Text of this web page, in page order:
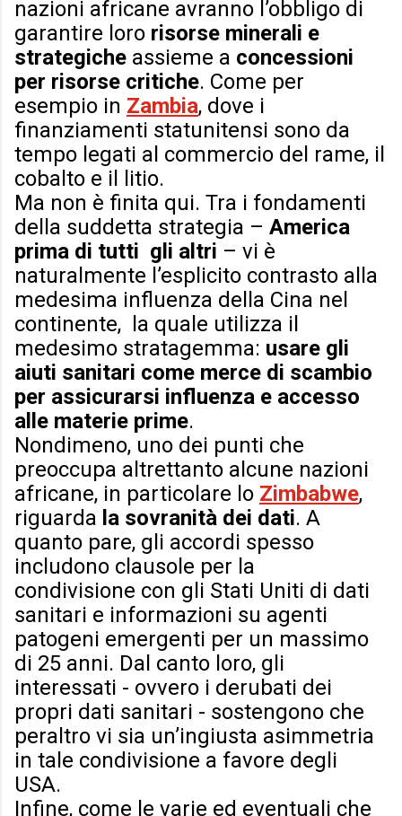
nazioni africane avranno l’obbligo di
garantire loro risorse minerali e
strategiche assieme a concessioni
per risorse critiche. Come per
esempio in Zambia, dove i
finanziamenti statunitensi sono da
tempo legati al commercio del rame, il
cobalto e il litio.
Ma non è finita qui. Tra i fondamenti
della suddetta strategia – America
prima di tutti gli altri – vi è
naturalmente l’esplicito contrasto alla
medesima influenza della Cina nel
continente, la quale utilizza il
medesimo stratagemma: usare gli
aiuti sanitari come merce di scambio
per assicurarsi influenza e accesso
alle materie prime.
Nondimeno, uno dei punti che
preoccupa altrettanto alcune nazioni
africane, in particolare lo Zimbabwe,
riguarda la sovranità dei dati. A
quanto pare, gli accordi spesso
includono clausole per la
condivisione con gli Stati Uniti di dati
sanitari e informazioni su agenti
patogeni emergenti per un massimo
di 25 anni. Dal canto loro, gli
interessati - ovvero i derubati dei
propri dati sanitari - sostengono che
peraltro vi sia un’ingiusta asimmetria
in tale condivisione a favore degli
USA.
Infine, come le varie ed eventuali che